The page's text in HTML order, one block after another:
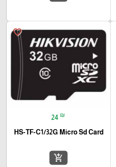
favorite_border
24 ₪
HS-TF-C1/32G Micro Sd Card
add_shopping_cart